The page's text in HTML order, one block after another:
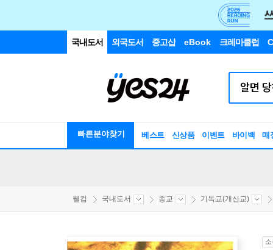
국내도서 외국도서 중고샵 eBook 크레마클럽
빠른분야찾기 베스트 신상품 이벤트 바이백 매
웰컴 국내도서 종교 기독교(개신교)